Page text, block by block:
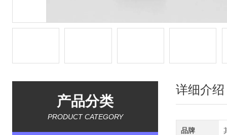
产品分类
PRODUCT CATEGORY
详细介绍
品牌